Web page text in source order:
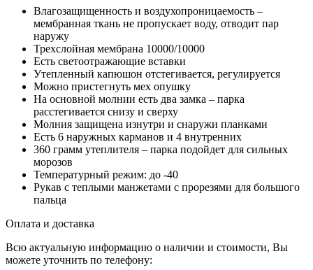
Влагозащищенность и воздухопроницаемость –
мембранная ткань не пропускает воду, отводит пар
наружу
Трехслойная мембрана 10000/10000
Есть светоотражающие вставки
Утепленный капюшон отстегивается, регулируется
Можно пристегнуть мех опушку
На основной молнии есть два замка – парка
расстегивается снизу и сверху
Молния защищена изнутри и снаружи планками
Есть 6 наружных карманов и 4 внутренних
360 грамм утеплителя – парка подойдет для сильных
морозов
Температурный режим: до -40
Рукав с теплыми манжетами с прорезями для большого
пальца
Оплата и доставка
Всю актуальную информацию о наличии и стоимости, Вы
можете уточнить по телефону: